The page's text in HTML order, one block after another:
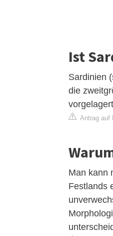
Ist
Sardinien
die
Antrag auf
Man kann
Festlands